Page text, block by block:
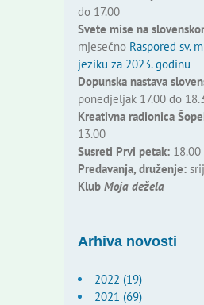
do 17.00
Svete mise na
mjesečno Raspored sv.
jeziku za 2023. godinu
Dopunska nastava
ponedjeljak 17.00 do
Kreativna radionica
13.00
Susreti Prvi petak:18.00
Predavanja, druženje:
Klub Moja dežela
Arhiva novosti
2022 (19)
2021 (69)